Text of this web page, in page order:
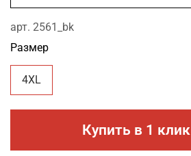
арт. 2561_bk
Купить в 1 клик
Размер
4XL